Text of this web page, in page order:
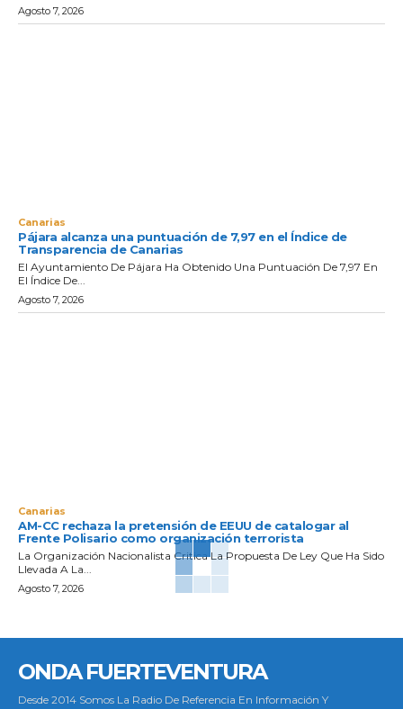
Agosto 7, 2026
Canarias
Pájara alcanza una puntuación de 7,97 en el Índice de
Transparencia de Canarias
El Ayuntamiento De Pájara Ha Obtenido Una Puntuación De 7,97 En
El Índice De...
Agosto 7, 2026
Canarias
AM-CC rechaza la pretensión de EEUU de catalogar al
Frente Polisario como organización terrorista
La Organización Nacionalista Critica La Propuesta De Ley Que Ha Sido
Llevada A La...
Agosto 7, 2026
ONDA FUERTEVENTURA
Desde 2014 Somos La Radio De Referencia En Información Y